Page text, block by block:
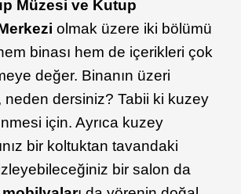
Müzesi ve Kutup
olmak üzere iki bölümü
binası hem de içerikleri çok
değer. Binanın üzeri
neden dersiniz? Tabii ki kuzey
için. Ayrıca kuzey
bir koltuktan tavandaki
bir salon da